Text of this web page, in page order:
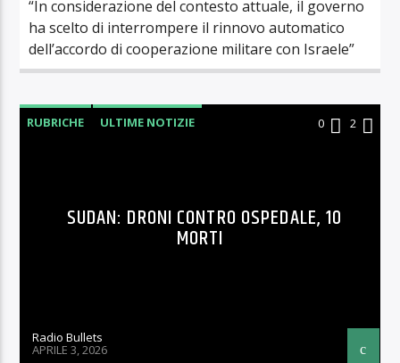
“In considerazione del contesto attuale, il governo
ha scelto di interrompere il rinnovo automatico
dell’accordo di cooperazione militare con Israele”
RUBRICHE ULTIME NOTIZIE 0 2
SUDAN: DRONI CONTRO OSPEDALE, 10
MORTI
Radio Bullets
APRILE 3, 2026